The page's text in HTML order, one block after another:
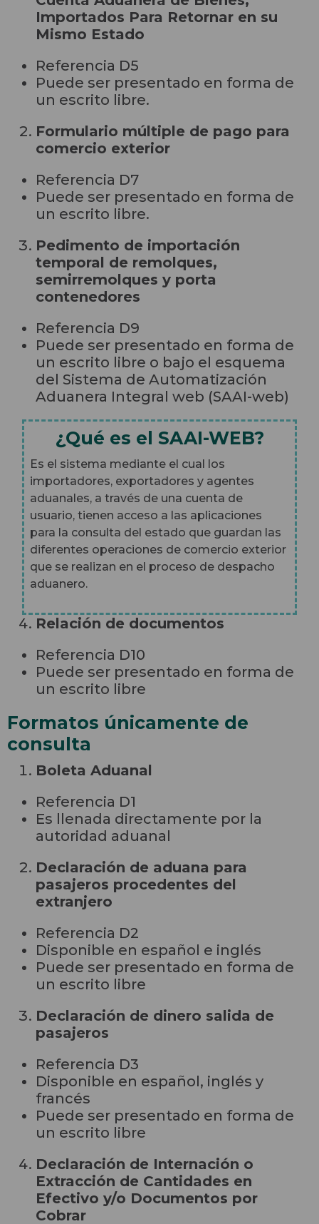
Importados Para Retornar en su
Mismo Estado
Referencia D5
Puede ser presentado en forma de
un escrito libre.
Formulario múltiple de pago para
comercio exterior
Referencia D7
Puede ser presentado en forma de
un escrito libre.
Pedimento de importación
temporal de remolques,
semirremolques y porta
contenedores
Referencia D9
Puede ser presentado en forma de
un escrito libre o bajo el esquema
del Sistema de Automatización
Aduanera Integral web (SAAI-web)
¿Qué es el SAAI-WEB?
Es el sistema mediante el cual los
importadores, exportadores y agentes
aduanales, a través de una cuenta de
usuario, tienen acceso a las aplicaciones
para la consulta del estado que guardan las
diferentes operaciones de comercio exterior
que se realizan en el proceso de despacho
aduanero.
Relación de documentos
Referencia D10
Puede ser presentado en forma de
un escrito libre
Formatos únicamente de
consulta
Boleta Aduanal
Referencia D1
Es llenada directamente por la
autoridad aduanal
Declaración de aduana para
pasajeros procedentes del
extranjero
Referencia D2
Disponible en español e inglés
Puede ser presentado en forma de
un escrito libre
Declaración de dinero salida de
pasajeros
Referencia D3
Disponible en español, inglés y
francés
Puede ser presentado en forma de
un escrito libre
Declaración de Internación o
Extracción de Cantidades en
Efectivo y/o Documentos por
Cobrar